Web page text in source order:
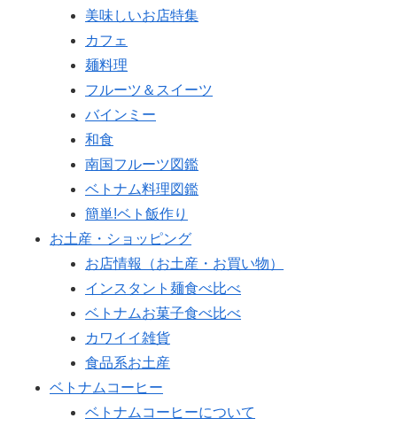
美味しいお店特集
カフェ
麺料理
フルーツ＆スイーツ
バインミー
和食
南国フルーツ図鑑
ベトナム料理図鑑
簡単!ベト飯作り
お土産・ショッピング
お店情報（お土産・お買い物）
インスタント麺食べ比べ
ベトナムお菓子食べ比べ
カワイイ雑貨
食品系お土産
ベトナムコーヒー
ベトナムコーヒーについて